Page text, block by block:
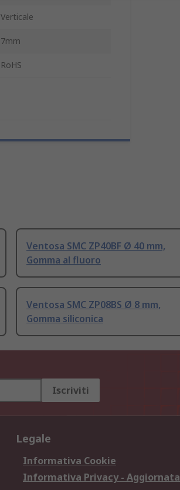
Verticale
7mm
RoHS
Ventosa SMC ZP40BF Ø 40 mm,
Gomma al fluoro
Ventosa SMC ZP08BS Ø 8 mm,
Gomma siliconica
Iscriviti
Legale
Informativa Cookie
Informativa Privacy - Aggiornata